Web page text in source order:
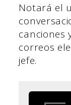
Notará el
canciones
correos
jefe.